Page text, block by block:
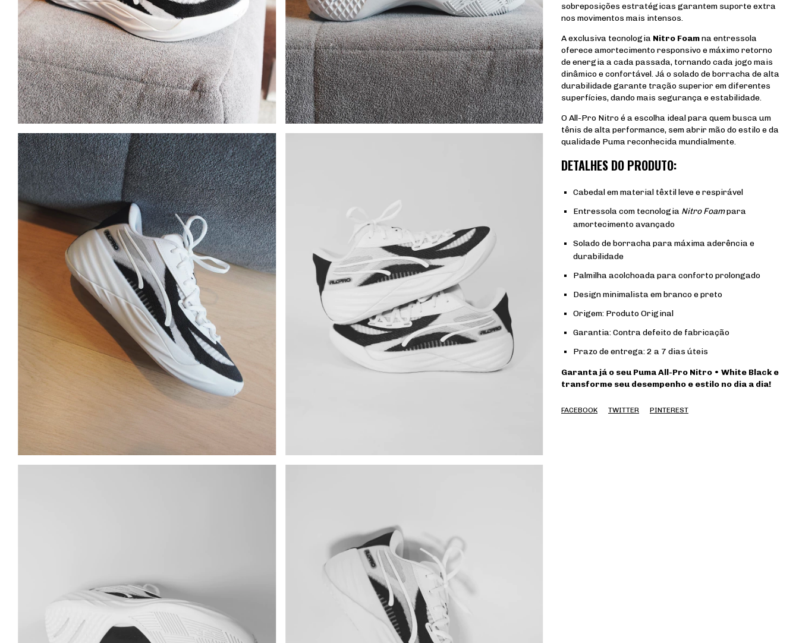
sobreposições estratégicas garantem suporte extra
nos movimentos mais intensos.
A exclusiva tecnologia Nitro Foamna entressola
oferece amortecimento responsivo e máximo retorno
de energia a cada passada, tornando cada jogo mais
dinâmico e confortável. Já o solado de borracha de alta
durabilidade garante tração superior em diferentes
superfícies, dando mais segurança e estabilidade.
O All-Pro Nitro é a escolha ideal para quem busca um
tênis de alta performance, sem abrir mão do estilo e da
qualidade Puma reconhecida mundialmente.
DETALHES DO PRODUTO:
Cabedal em material têxtil leve e respirável
Entressola com tecnologia Nitro Foampara
amortecimento avançado
Solado de borracha para máxima aderência e
durabilidade
Palmilha acolchoada para conforto prolongado
Design minimalista em branco e preto
Origem: Produto Original
Garantia: Contra defeito de fabricação
Prazo de entrega: 2 a 7 dias úteis
Garanta já o seu Puma All-Pro Nitro • White Black e
transforme seu desempenho e estilo no dia a dia!
FACEBOOK TWITTER PINTEREST